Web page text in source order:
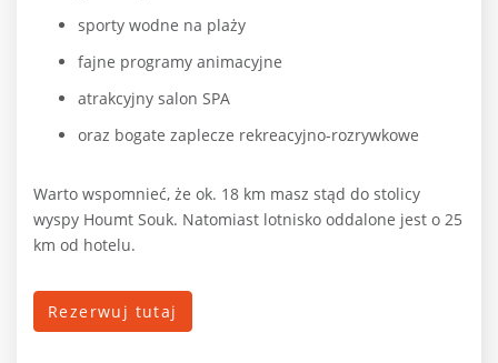
sporty wodne na plaży
fajne programy animacyjne
atrakcyjny salon SPA
oraz bogate zaplecze rekreacyjno-rozrywkowe
Warto wspomnieć, że ok. 18 km masz stąd do stolicy
wyspy Houmt Souk. Natomiast lotnisko oddalone jest o 25
km od hotelu.
Rezerwuj tutaj